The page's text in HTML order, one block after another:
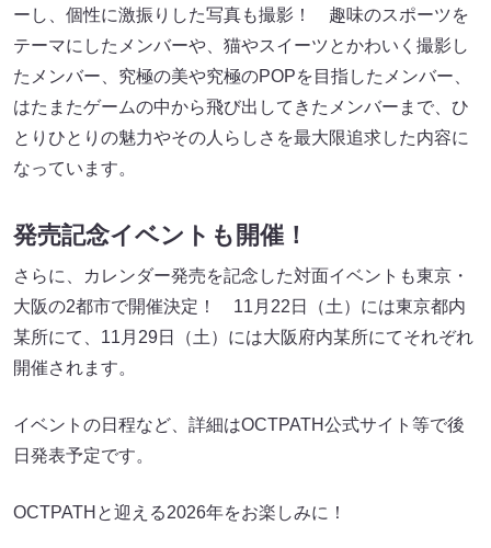
ーし、個性に激振りした写真も撮影！ 趣味のスポーツを
テーマにしたメンバーや、猫やスイーツとかわいく撮影し
たメンバー、究極の美や究極のPOPを目指したメンバー、
はたまたゲームの中から飛び出してきたメンバーまで、ひ
とりひとりの魅力やその人らしさを最大限追求した内容に
なっています。
発売記念イベントも開催！
さらに、カレンダー発売を記念した対面イベントも東京・
大阪の2都市で開催決定！ 11月22日（土）には東京都内
某所にて、11月29日（土）には大阪府内某所にてそれぞれ
開催されます。
イベントの日程など、詳細はOCTPATH公式サイト等で後
日発表予定です。
OCTPATHと迎える2026年をお楽しみに！